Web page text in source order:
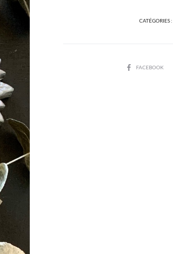
CATÉGORIES :
SHAREFACEBOOK